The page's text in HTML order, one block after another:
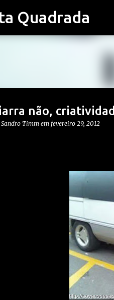
Quadrada
não,
Sandro Timm em fevereiro 29, 2012